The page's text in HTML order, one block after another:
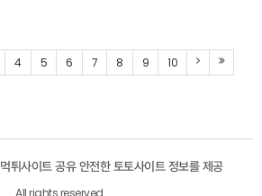
4 5 6 7 8 9 10
튀사이트 공유 안전한 토토사이트 정보를 제공
All rights reserved.